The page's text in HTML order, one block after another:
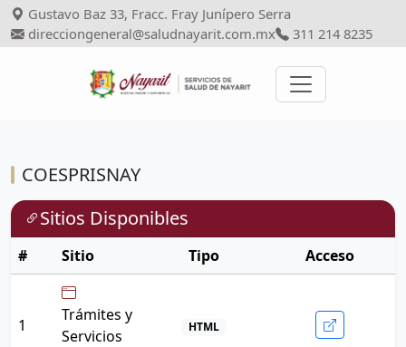
Gustavo Baz 33, Fracc. Fray Junípero Serra
direcciongeneral@saludnayarit.com.mx
311 214 8235
COESPRISNAY
Sitios Disponibles
# Sitio Tipo Acceso
1
Trámites y
Servicios
HTML